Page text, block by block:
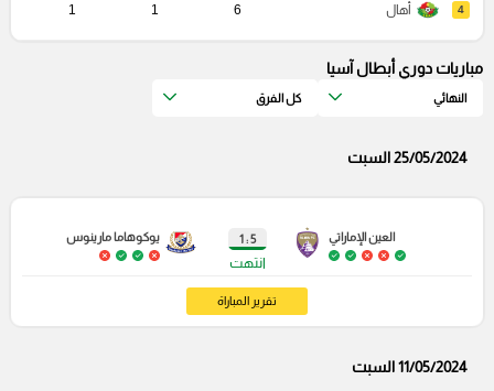
4 أهال 6
1
1
مباريات دوري أبطال آسيا
النهائي كل الفرق
25/05/2024 السبت
العين الإماراتي 5 : 1
انتهت
يوكوهاما مارينوس
تقرير المباراة
11/05/2024 السبت